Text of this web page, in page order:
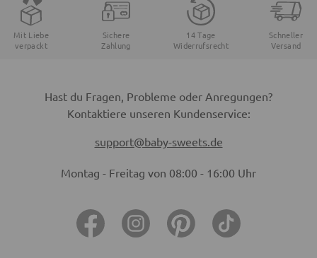
Mit Liebe
verpackt
Sichere
Zahlung
14 Tage
Widerrufsrecht
Schneller
Versand
Hast du Fragen, Probleme oder Anregungen?
Kontaktiere unseren Kundenservice:
support@baby-sweets.de
Montag - Freitag von 08:00 - 16:00 Uhr